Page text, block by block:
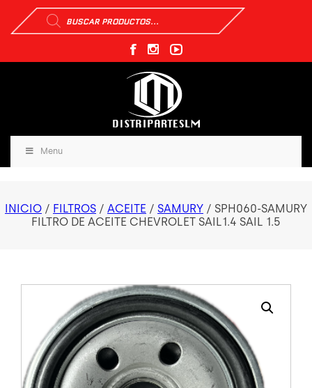
Búsqueda
de
productos
Menu
INICIO / FILTROS / ACEITE / SAMURY / SPH060-SAMURY
FILTRO DE ACEITE CHEVROLET SAIL1.4 SAIL 1.5